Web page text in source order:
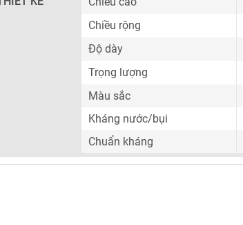
Chiều rộng
Độ dày
Trọng lượng
Màu sắc
Kháng nước/bụi
Chuẩn kháng